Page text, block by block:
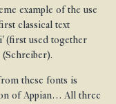
example of the use
classical text
(first used together
(Schreiber).
these fonts is
of Appian… All three